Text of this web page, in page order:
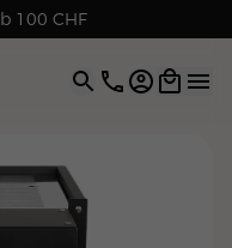
100 CHF
Google
Open